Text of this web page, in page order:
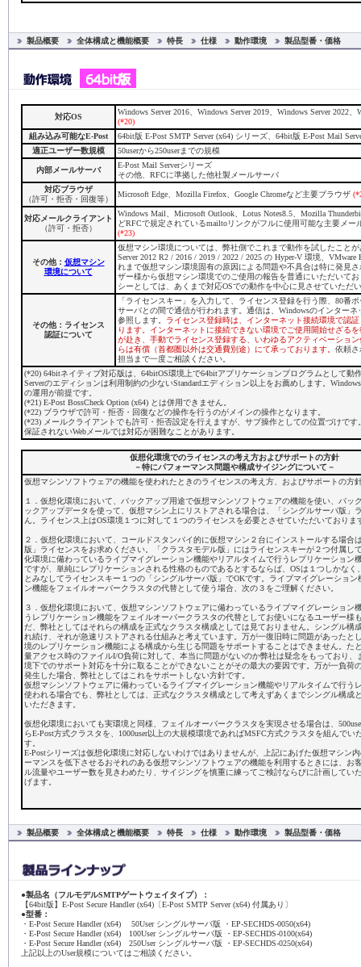
製品概要 全体構成と機能概要 特長 仕様 動作環境 製品型番・価格
対応OS
Windows Server 2016、Windows Server 2019、Windows Server 2022、
(*20)
組み込み可能なE-Post
64bit版 E-Post SMTP Server (x64) シリーズ、64bit版 E-Post Mail
適正ユーザー数規模
50userから250userまでの規模
内部メールサーバ
E-Post Mail Serverシリーズ
その他、RFCに準拠した他社製メールサーバ
対応ブラウザ
（許可・拒否・回復等）
Microsoft Edge、Mozilla Firefox、Google Chromeなど主要ブラウザ
対応メールクライアント
（許可・拒否）
Windows Mail、Microsoft Outlook、Lotus Notes8.5、Mozilla
どRFCで規定されているmailtoリンクがフルに使用可能な主要メー
(*23)
その他： 仮想マシン
環境について
仮想マシン環境については、弊社側でこれまで動作を試したことが
Server 2012 R2 / 2016 / 2019 / 2022 / 2025 の Hyper-V 環境、
れまで仮想マシン環境固有の原因による問題や不具合は特に発見
ザー様から仮想マシン環境でのご使用の報告を普通にいただいて
シーとしては、あくまで対応OSでの動作を中心に見させていただ
その他：ライセンス
認証について
「ライセンスキー」を入力して、ライセンス登録を行う際、80番
サーバとの間で通信が行われます。通信は、Windowsのインターネ
参照します。
ライセンス登録時は、インターネット接続環境で認
ります。インターネットに接続できない環境でご使用開始せざる
が赴き、手動でライセンス登録する、いわゆるアクティベーショ
らは有償（首都圏以外は交通費別途）にて承っております。 依頼さ
担当まで一度ご相談ください。
(*20) 64bitネイティブ対応版は、64bitOS環境上で64bitアプリケーションプログラムとして動
Serverのエディションは利用制約の少ないStandardエディション以上をお薦めします。
の運用が前提です。
(*21) E-Post BossCheck Option (x64) とは併用できません。
(*22) ブラウザで許可・拒否・回復などの操作を行うのがメインの操作となります。
(*23) メールクライアントでも許可・拒否設定を行えますが、サブ操作としての位置づけです
保証されないWebメールでは対応が困難なことがあります。
仮想化環境でのライセンスの考え方およびサポートの方針
－特にパフォーマンス問題や構成サイジングについて－
仮想マシンソフトウェアの機能を使われたときのライセンスの考え方、およびサポートの方
１．仮想化環境において、バックアップ用途で仮想マシンソフトウェアの機能を使い、バッ
ックアップデータを使って、仮想マシン上にリストアされる場合は、「シングルサーバ版」
ん。ライセンス上はOS環境１つに対して１つのライセンスを必要とさせていただいておりま
２．仮想化環境において、コールドスタンバイ的に仮想マシン２台にインストールする場合
版」ライセンスをお求めください。「クラスタモデル版」にはライセンスキーが２つ付属し
化環境に備わっているライブマイグレーション機能やリアルタイムで行うレプリケーション
ですが、単純にレプリケーションされる性格のものであるとするならば、OSは１つしかなく
とみなしてライセンスキー１つの「シングルサーバ版」でOKです。ライブマイグレーション
ン機能をフェイルオーバークラスタの代替として使う場合、次の３をご理解ください。
３．仮想化環境において、仮想マシンソフトウェアに備わっているライブマイグレーション
うレプリケーション機能をフェイルオーバークラスタの代替としてお使いになるユーザー様
だ、弊社としてはそれらの構成を正式なクラスタ構成としては見ておりません。シングル構
れ続け、それが急速リストアされる仕組みと考えています。万が一復旧時に問題があったと
境のレプリケーション機能による構成から生じる問題をサポートすることはできません。た
量アクセス時のファイルI/O負荷に対して、本当に問題がないのか弊社は疑念をもっており、
境下でのサポート対応を十分に取ることができないことがその最大の要因です。万が一負荷
発生した場合、弊社としてはこれをサポートしない方針です。
仮想マシンソフトウェアに備わっているライブマイグレーション機能やリアルタイムで行う
使われる場合でも、弊社としては、正式なクラスタ構成として考えずあくまでシングル構成
いただきます。
仮想化環境においても実環境と同様、フェイルオーバークラスタを実現させる場合は、
らE-Post方式クラスタを、1000user以上の大規模環境であればMSFC方式クラスタを組んでい
す。
E-Postシリーズは仮想化環境に対応しないわけではありませんが、上記にあげた仮想マシン
ーマンスを低下させるおそれのある仮想マシンソフトウェアの機能を利用するときには、お
ル流量やユーザー数を見きわめたり、サイジングを慎重に練ってご検討ならびに計画してい
げます。
製品概要 全体構成と機能概要 特長 仕様 動作環境 製品型番・価格
●製品名（フルモデルSMTPゲートウェイタイプ）：
【64bit版】E-Post Secure Handler (x64)〔E-Post SMTP Server (x64) 付属あり〕
●型番：
・E-Post Secure Handler (x64) 50User シングルサーバ版 ・EP-SECHDS-0050(x64)
・E-Post Secure Handler (x64) 100User シングルサーバ版 ・EP-SECHDS-0100(x64)
・E-Post Secure Handler (x64) 250User シングルサーバ版 ・EP-SECHDS-0250(x64)
上記以上のUser規模についてはご相談ください。